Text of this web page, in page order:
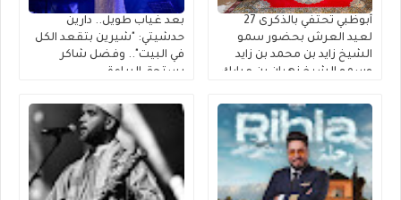
أبوظبي تحتفي بالذكرى 27
لعيد العرش بحضور سمو
الشيخ زايد بن محمد بن زايد
وسمو الشيخ نهيان بن مبارك
بعد غياب طويل.. دارين
حدشيتي: "شيرين بتقعد الكل
في البيت".. وفضل شاكر
يستحق البراءة